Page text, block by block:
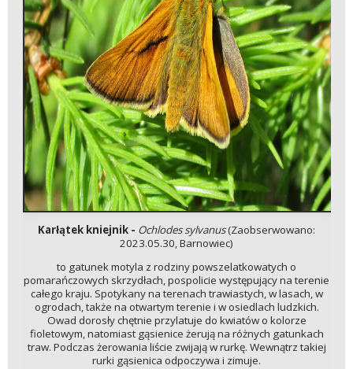
Karłątek kniejnik - Ochlodes sylvanus(Zaobserwowano:
2023.05.30, Barnowiec)
to gatunek motyla z rodziny powszelatkowatych o
pomarańczowych skrzydłach, pospolicie występujący na terenie
całego kraju. Spotykany na terenach trawiastych, w lasach, w
ogrodach, także na otwartym terenie i w osiedlach ludzkich.
Owad dorosły chętnie przylatuje do kwiatów o kolorze
fioletowym, natomiast gąsienice żerują na różnych gatunkach
traw. Podczas żerowania liście zwijają w rurkę. Wewnątrz takiej
rurki gąsienica odpoczywa i zimuje.